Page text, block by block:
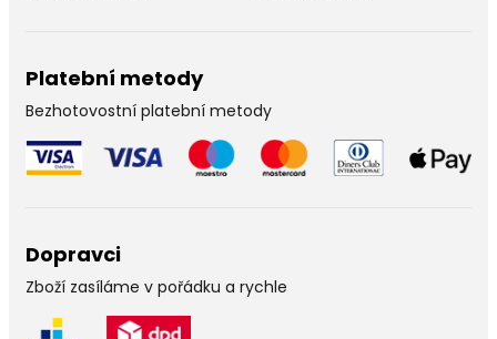
Platební metody
Bezhotovostní platební metody
Dopravci
Zboží zasíláme v pořádku a rychle